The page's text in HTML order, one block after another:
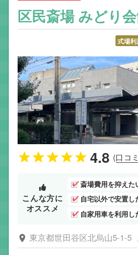
区民斎場 みどり
式場
4.8 (口コ
こんな方に
オススメ
斎場費用を抑えた
自宅以外で安置し
自家用車を利用し
東京都世田谷区北烏山5-1-5